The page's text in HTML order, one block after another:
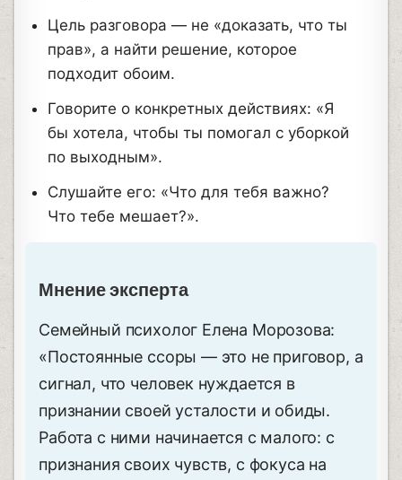
Цель разговора — не «доказать, что ты
прав», а найти решение, которое
подходит обоим.
Говорите о конкретных действиях: «Я
бы хотела, чтобы ты помогал с уборкой
по выходным».
Слушайте его: «Что для тебя важно?
Что тебе мешает?».
Мнение эксперта
Семейный психолог Елена Морозова:
«Постоянные ссоры — это не приговор, а
сигнал, что человек нуждается в
признании своей усталости и обиды.
Работа с ними начинается с малого: с
признания своих чувств, с фокуса на